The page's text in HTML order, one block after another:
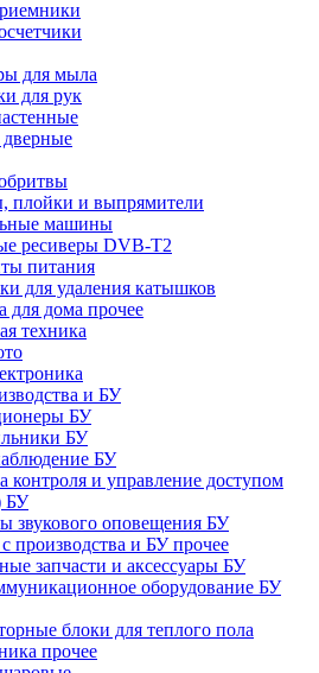
для мыла
для рук
и выпрямители
машины
ресиверы DVB-T2
питания
для удаления катышков
для дома прочее
техника
и БУ
БУ
БУ
БУ
контроля и управление доступом
БУ
звукового оповещения БУ
производства и БУ прочее
запчасти и аксессуары БУ
оборудование БУ
блоки для теплого пола
прочее